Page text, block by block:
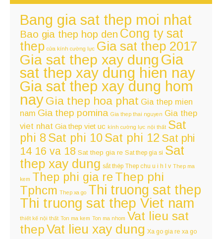
Bang gia sat thep moi nhat
Bao gia thep hop den Cong ty sat
thep cửa kính cường lực Gia sat thep 2017
Gia sat thep xay dung Gia
sat thep xay dung hien nay
Gia sat thep xay dung hom
nayGia thep hoa phat Gia thep mien
nam Gia thep pomina Gia thep thai nguyen Gia thep
viet nhat Gia thep viet uc kính cường lực nội thất Sat
phi 8 Sat phi 10Sat phi 12 Sat phi
14 16 va 18 Sat thep gia re Sat thep gia si Sat
thep xay dung sắt thép Thep chu u i h l v Thep ma
kem Thep phi gia re Thep phi
Tphcm Thep xa go Thi truong sat thep
Thi truong sat thep Viet nam
thiết kế nội thất Ton ma kem Ton ma nhom Vat lieu sat
thepVat lieu xay dung Xa go gia re xa go